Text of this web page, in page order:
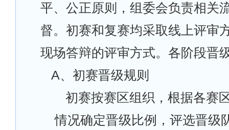
平、公正原则，组委会负责相关
督。初赛和复赛均采取线上评审
现场答辩的评审方式。各阶段晋
A、初赛晋级规则
初赛按赛区组织，根据各赛
情况确定晋级比例，评选晋级